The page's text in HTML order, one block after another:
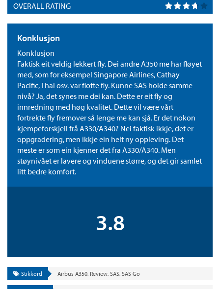
OVERALL RATING
Konklusjon
Konklusjon
Faktisk eit veldig lekkert fly. Dei andre A350 me har fløyet
med, som for eksempel Singapore Airlines, Cathay
Pacific, Thai osv. var flotte fly. Kunne SAS holde samme
nivå? Ja, det synes me dei kan. Dette er eit fly og
innredning med høg kvalitet. Dette vil være vårt
fortrekte fly fremover så lenge me kan sjå. Er det nokon
kjempeforskjell frå A330/A340? Nei faktisk ikkje, det er
oppgradering, men ikkje ein helt ny oppleving. Det
meste er som ein kjenner det fra A330/A340. Men
støynivået er lavere og vinduene større, og det gir samlet
litt bedre komfort.
3.8
Stikkord Airbus A350, Review, SAS, SAS Go